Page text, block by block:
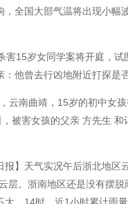
，全国大部气温将出现小幅
15岁女同学案将开庭，试
：他曾去行凶地附近打探是
南曲靖，15岁的初中女孩
被害女孩的父亲 方先生 和
】天气实况午后浙北地区
层。浙南地区还是没有摆